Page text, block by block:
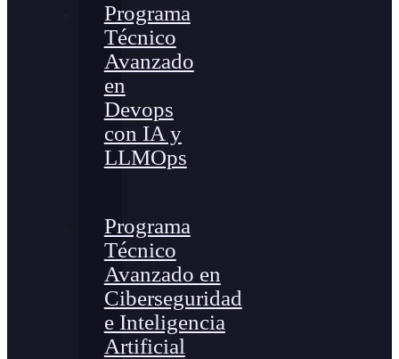
Programa
Técnico
Avanzado
en
Devops
con IA y
LLMOps
Programa
Técnico
Avanzado en
Ciberseguridad
e Inteligencia
Artificial